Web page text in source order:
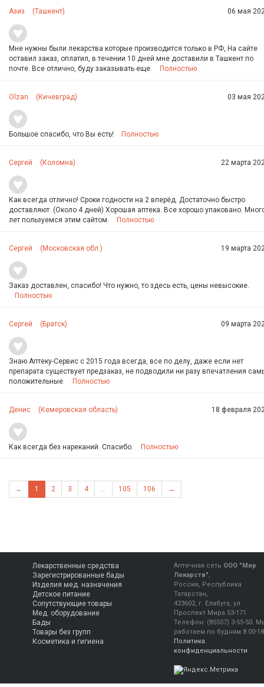
Азиз (Ташкент) 06 мая
Мне нужны были лекарства которые производится только в РФ, На сайте
оставил заказ, оплатил, в течении 10 дней мне доставили в Ташкент по
почте. Все отлично, буду заказывать еще.
Полностью
Olzan (Кичевград) 03 мая
Большое спасибо, что Вы есть! Полностью
Сергей (Коломна) 22 марта
Как всегда отлично! Сроки годности на 2 вперёд. Достаточно быстро
доставляют .(Около 4 дней) Хорошая аптека. Все хорошо упаковано.
лет пользуемся этим сайтом.
Полностью
Сергей (Московская обл.) 19 марта
Заказ доставлен, спасибо! Что нужно, то здесь есть, цены невысокие.
Полностью
Сергей (Братск) 09 марта
Знаю Аптеку-Сервис с 2015 года всегда, все по делу, даже если нет
препарата существует предзаказ, не подводили ни разу впечатления
положительные.
Полностью
Денис (Кемеровская область) 18 февраля
Как всегда без нареканий. Спасибо. Полностью
← 1 2 3 4 ... 105 106 →
Лекарственные средства
Зарегистрированные бады
Изделия мед. назначения
Детское питание
Сопутствующие товары
Мед. оборудование
Бады
Товары без групп
Косметика и гигиена
Аптечная сеть ООО "Мир
Лекарств",
Россия, Республика
Татарстан,
423602, г. Елабуга, ул.
Проспект Мира 53-171
Телефон: (85557) 3-55-50.
работаем по будням 8.00-
Политика
конфиденциальности
Консультация фармацевта